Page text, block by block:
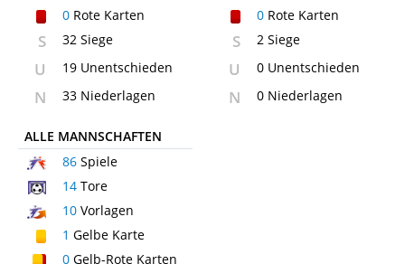
0 Rote Karten
S 32 Siege
U 19 Unentschieden
N 33 Niederlagen
0Rote Karten
S 2 Siege
U 0 Unentschieden
N 0 Niederlagen
ALLE MANNSCHAFTEN
86 Spiele
14 Tore
10 Vorlagen
1 Gelbe Karte
0 Gelb-Rote Karten